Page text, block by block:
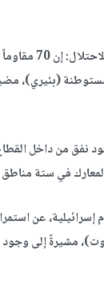
من قطاع
مستوطنة (بئيري)،
نفق من داخل
في ستة
عن
مشيرةً إلى